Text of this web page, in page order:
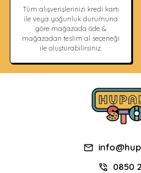
Tüm alışverişlerinizi kredi kartı
ile veya yoğunluk durumuna
göre mağazada öde &
mağazadan teslim al seçeneği
ile oluşturabilirsiniz.
0850